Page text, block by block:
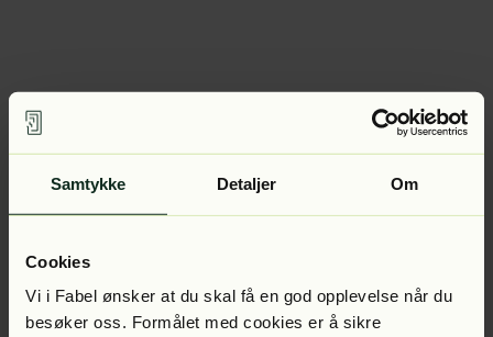
Samtykke Detaljer Om
Cookies
Vi i Fabel ønsker at du skal få en god opplevelse når du
besøker oss. Formålet med cookies er å sikre